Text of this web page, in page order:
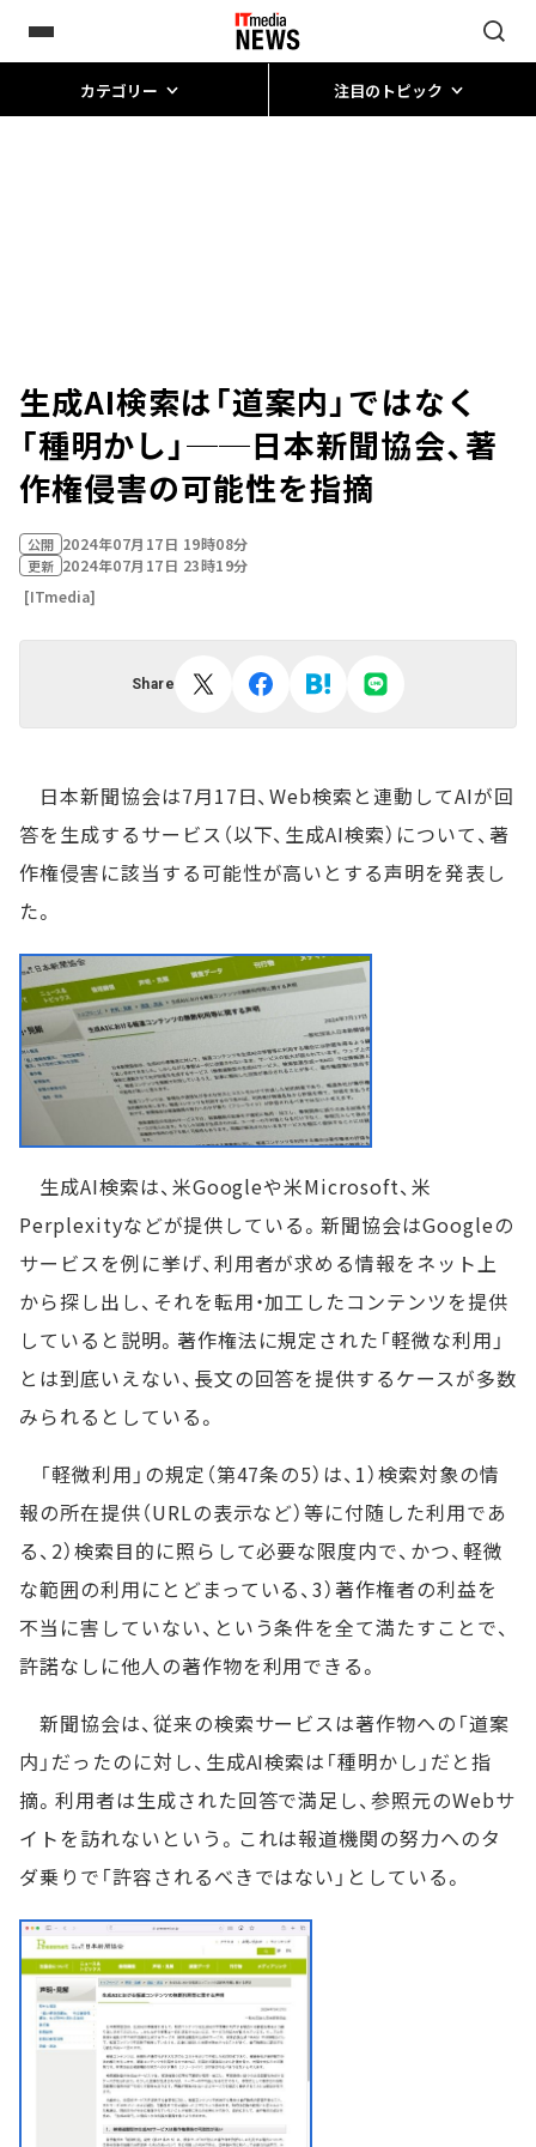
カテゴリー 注目のトピック
生成AI検索は「道案内」ではなく
「種明かし」──日本新聞協会、著
作権侵害の可能性を指摘
公開 2024年07月17日 19時08分
更新 2024年07月17日 23時19分
[ITmedia]
Share
日本新聞協会は7月17日、Web検索と連動してAIが回
答を生成するサービス（以下、生成AI検索）について、著
作権侵害に該当する可能性が高いとする声明を発表し
た。
生成AI検索は、米Googleや米Microsoft、米
Perplexityなどが提供している。新聞協会はGoogleの
サービスを例に挙げ、利用者が求める情報をネット上
から探し出し、それを転用・加工したコンテンツを提供
していると説明。著作権法に規定された「軽微な利用」
とは到底いえない、長文の回答を提供するケースが多数
みられるとしている。
「軽微利用」の規定（第47条の5）は、1）検索対象の情
報の所在提供（URLの表示など）等に付随した利用であ
る、2）検索目的に照らして必要な限度内で、かつ、軽微
な範囲の利用にとどまっている、3）著作権者の利益を
不当に害していない、という条件を全て満たすことで、
許諾なしに他人の著作物を利用できる。
新聞協会は、従来の検索サービスは著作物への「道案
内」だったのに対し、生成AI検索は「種明かし」だと指
摘。利用者は生成された回答で満足し、参照元のWebサ
イトを訪れないという。これは報道機関の努力へのタ
ダ乗りで「許容されるべきではない」としている。